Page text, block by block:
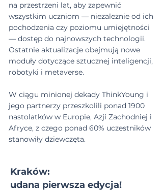
na przestrzeni lat, aby zapewnić
wszystkim uczniom — niezależnie od ich
pochodzenia czy poziomu umiejętności
— dostęp do najnowszych technologii.
Ostatnie aktualizacje obejmują nowe
moduły dotyczące sztucznej inteligencji,
robotyki i metaverse.
W ciągu minionej dekady ThinkYoung i
jego partnerzy przeszkolili ponad 1900
nastolatków w Europie, Azji Zachodniej i
Afryce, z czego ponad 60% uczestników
stanowiły dziewczęta.
Kraków:
udana pierwsza edycja!